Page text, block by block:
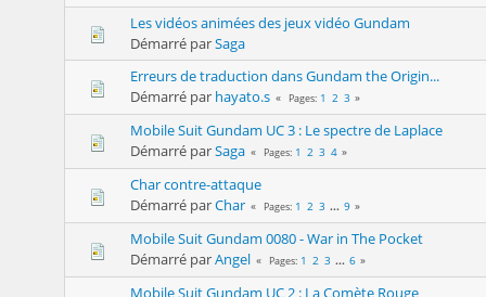
Les vidéos animées des jeux vidéo Gundam
Démarré parSaga
Erreurs de traduction dans Gundam the Origin...
Démarré par hayato.s Pages 1 2 3
Mobile Suit Gundam UC 3 : Le spectre de Laplace
Démarré parSaga Pages 1 2 3 4
Char contre-attaque
Démarré parChar Pages 1 2 3 ... 9
Mobile Suit Gundam 0080 - War in The Pocket
Démarré parAngel Pages 1 2 3 ... 6
Mobile Suit Gundam UC 2 : La Comète Rouge